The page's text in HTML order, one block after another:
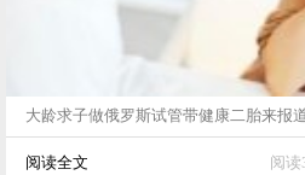
大龄求子做俄罗斯试管带健康二胎来报
阅读全文 阅读